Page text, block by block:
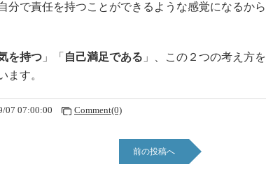
分で責任を持つことができるような感覚になるから
を持つ 」「 自己満足である 」、この２つの考え方を
ます。
07 07:00:00 Comment(0)
前の投稿へ